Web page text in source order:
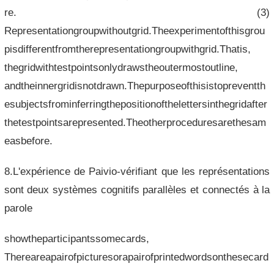
re. (3)
Representationgroupwithoutgrid.Theexperimentofthisgrou
pisdifferentfromtherepresentationgroupwithgrid.Thatis,
thegridwithtestpointsonlydrawstheoutermostoutline,
andtheinnergridisnotdrawn.Thepurposeofthisistopreventth
esubjectsfrominferringthepositionofthelettersinthegridafter
thetestpointsarepresented.Theotherproceduresarethesam
easbefore.
8.L'expérience de Paivio-vérifiant que les représentations
sont deux systèmes cognitifs parallèles et connectés à la
parole
showtheparticipantssomecards,
Thereareapairofpicturesorapairofprintedwordsonthesecard